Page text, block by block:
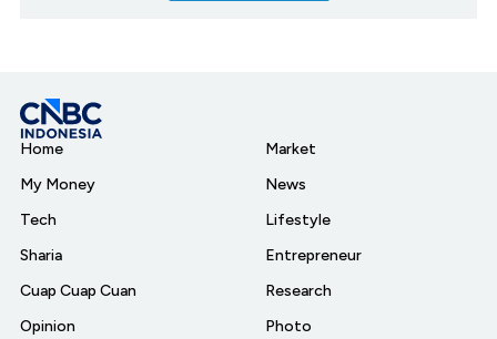
Home
My Money
Tech
Sharia
Cuap Cuap Cuan
Opinion
Market
News
Lifestyle
Entrepreneur
Research
Photo